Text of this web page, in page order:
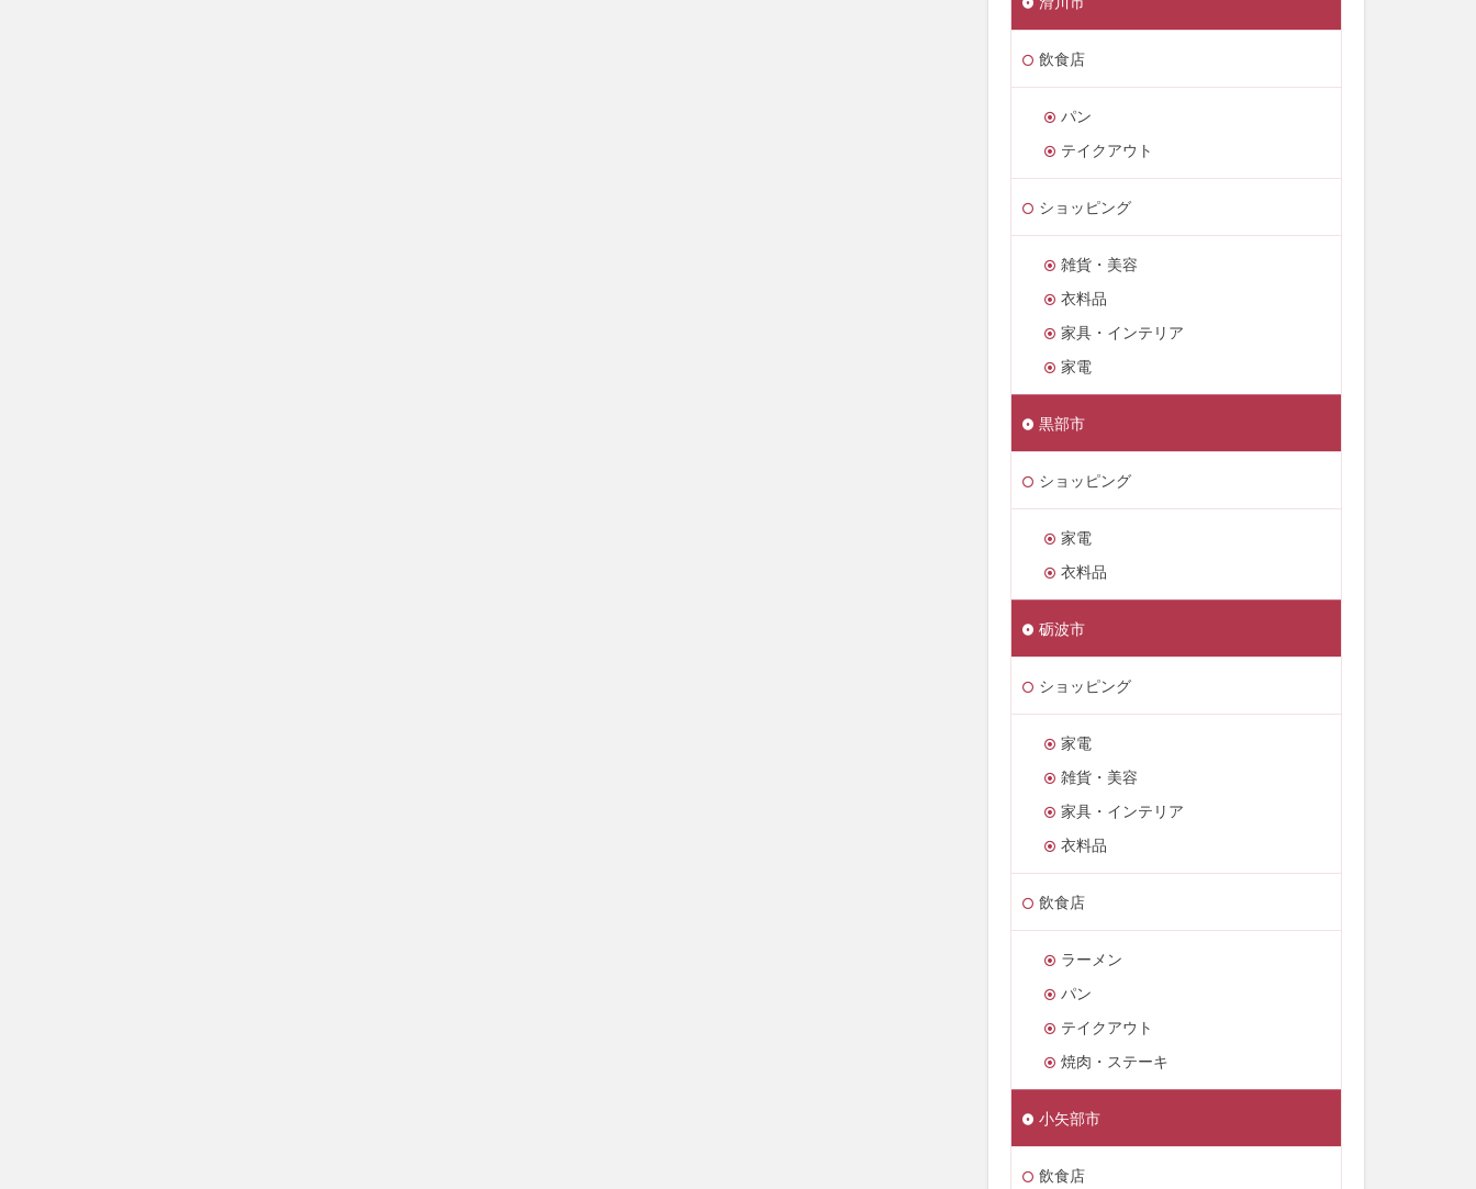
飲食店
パン
テイクアウト
ショッピング
雑貨・美容
衣料品
家具・インテリア
家電
黒部市
ショッピング
家電
衣料品
砺波市
ショッピング
家電
雑貨・美容
家具・インテリア
衣料品
飲食店
ラーメン
パン
テイクアウト
焼肉・ステーキ
小矢部市
飲食店